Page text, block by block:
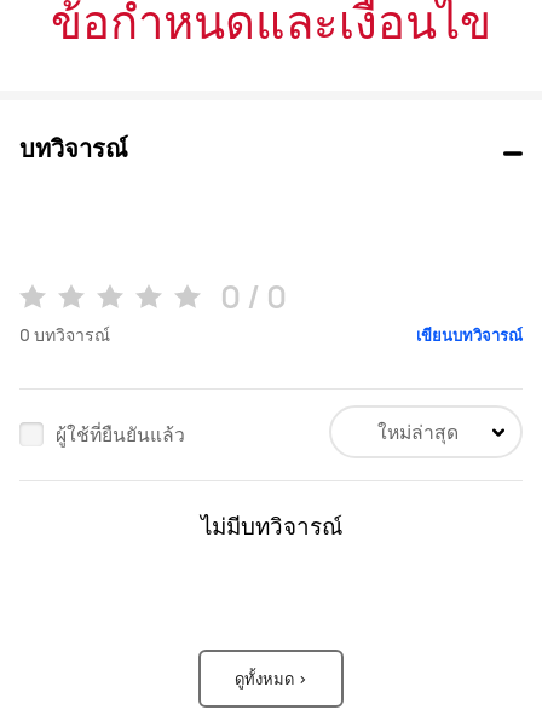
ข้อกำหนดและเงื่อนไข
บทวิจารณ์
0 / 0
0 บทวิจารณ์ เขียนบทวิจารณ์
ผู้ใช้ที่ยืนยันแล้ว ใหม่ล่าสุด
ไม่มีบทวิจารณ์
ดูทั้งหมด >